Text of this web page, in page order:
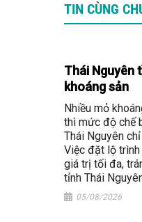
TIN CÙNG
Thái Nguyên
khoáng sản
Nhiều mỏ
thì mức độ chế
Thái Nguyên
Việc đặt lộ
giá trị tối đa,
tỉnh Thái
05/08/2026